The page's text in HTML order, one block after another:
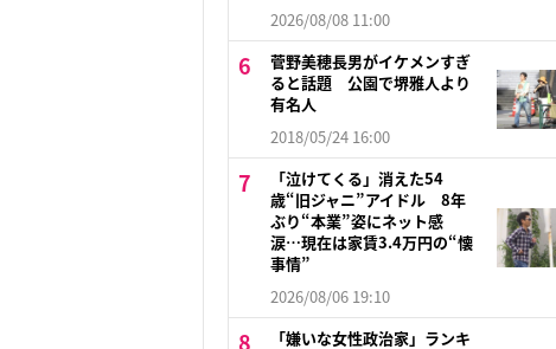
2026/08/08 11:00
菅野美穂長男がイケメンすぎ
ると話題 公園で堺雅人より
有名人
2018/05/24 16:00
「泣けてくる」消えた54
歳“旧ジャニ”アイドル 8年
ぶり“本業”姿にネット感
涙…現在は家賃3.4万円の“懐
事情”
2026/08/06 19:10
「嫌いな女性政治家」ランキ